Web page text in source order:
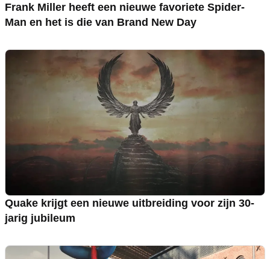
Frank Miller heeft een nieuwe favoriete Spider-
Man en het is die van Brand New Day
Quake krijgt een nieuwe uitbreiding voor zijn 30-
jarig jubileum